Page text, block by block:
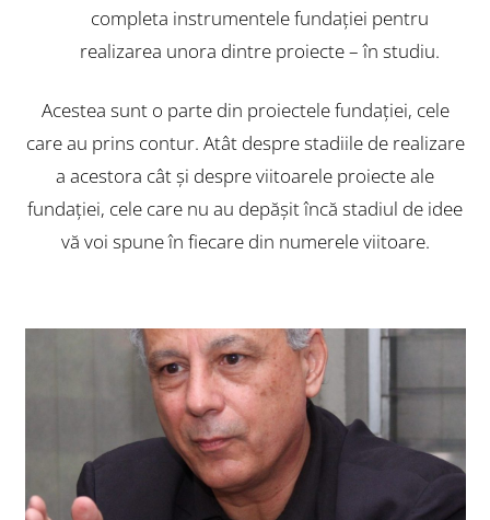
completa instrumentele fundaţiei pentru
realizarea unora dintre proiecte – în studiu.
Acestea sunt o parte din proiectele fundaţiei, cele
care au prins contur. Atât despre stadiile de realizare
a acestora cât şi despre viitoarele proiecte ale
fundaţiei, cele care nu au depăşit încă stadiul de idee
vă voi spune în fiecare din numerele viitoare.